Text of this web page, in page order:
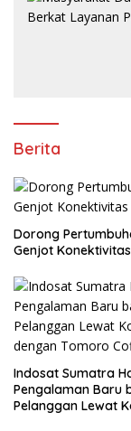
Berita
Dorong
Genjot
Indosat Sumatra
Pengalaman Baru
Pelanggan Lewat